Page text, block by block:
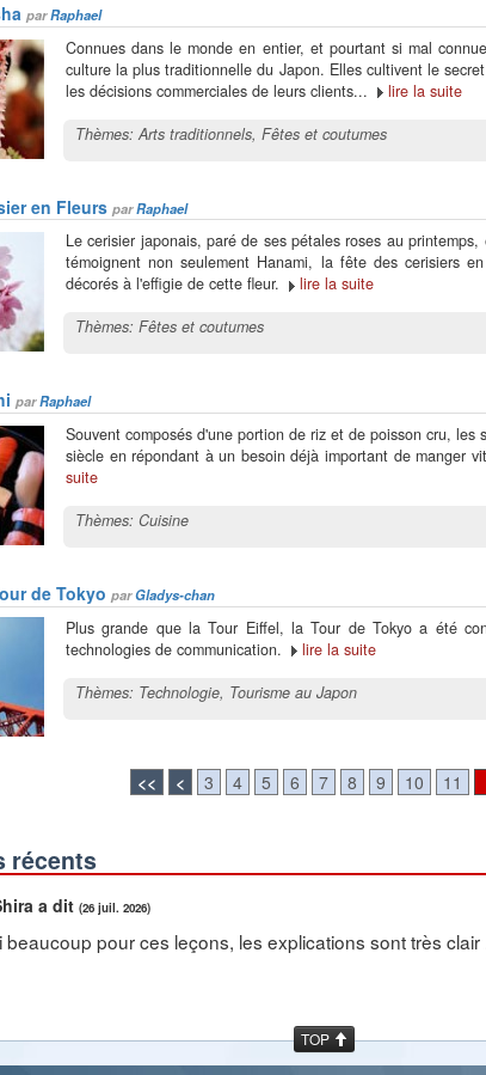
parRaphael
Connues dans le monde en entier, et pourtant si mal
culture la plus traditionnelle du Japon. Elles cultivent le
les décisions commerciales de leurs clients...
lire la suite
Thèmes:Arts traditionnels, Fêtes et coutumes
en Fleurs parRaphael
Le cerisier japonais, paré de ses pétales roses au
témoignent non seulement Hanami, la fête des cerisiers
décorés à l'effigie de cette fleur.
lire la suite
Thèmes: Fêtes et coutumes
parRaphael
Souvent composés d'une portion de riz et de poisson cru,
siècle en répondant à un besoin déjà important de manger
suite
Thèmes: Cuisine
de Tokyo parGladys-chan
Plus grande que la Tour Eiffel, la Tour de Tokyo a été
technologies de communication.
lire la suite
Thèmes: Technologie, Tourisme au Japon
<< < 3 4 5 6 7 8 9 10 11
récents
a dit (26 juil. 2026)
beaucoup pour ces leçons, les explications sont très clair
TOP